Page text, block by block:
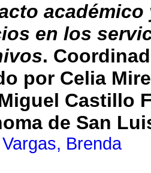
en los
.
por Celia
Castillo
de San
Brenda